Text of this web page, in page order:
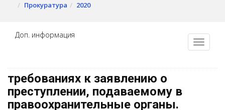
Прокуратура
2020
Доп. информация
требованиях к заявлению о
преступлении, подаваемому в
правоохранительные органы.